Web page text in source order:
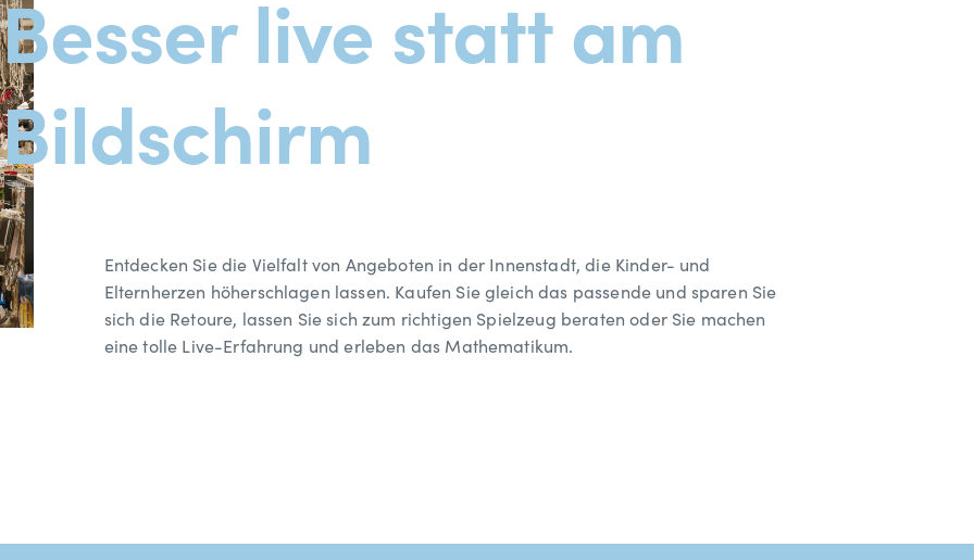
Besser live statt am
Bildschirm
Entdecken Sie die Vielfalt von Angeboten in der Innenstadt, die Kinder- und
Elternherzen höherschlagen lassen. Kaufen Sie gleich das passende und sparen Sie
sich die Retoure, lassen Sie sich zum richtigen Spielzeug beraten oder Sie machen
eine tolle Live-Erfahrung und erleben das Mathematikum.